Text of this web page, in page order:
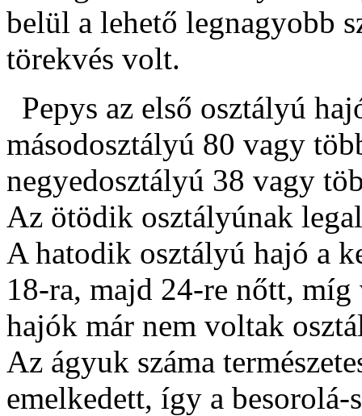
belül a lehető legnagyobb
törekvés volt.
Pepys az első osztályú
másodosztályú 80 vagy
negyedosztályú 38 vagy
Az ötödik osztályúnak
A hatodik osztályú hajó a
18-ra, majd 24-re nőtt,
hajók már nem voltak
Az ágyuk száma
emelkedett, így a